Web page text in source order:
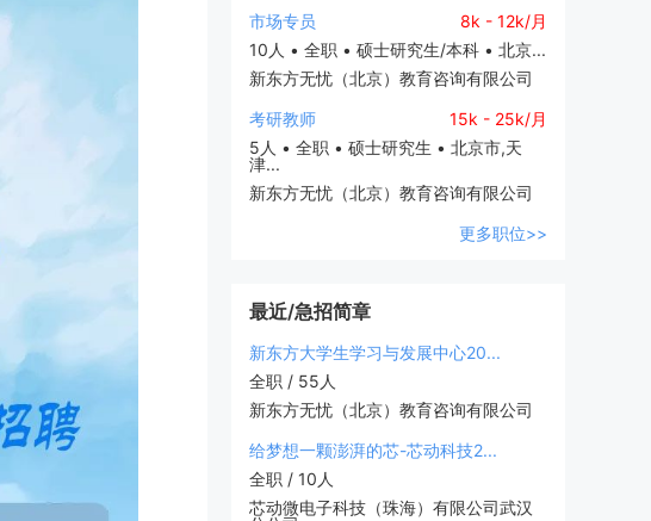
市场专员
8k - 12k/月
10人 • 全职 • 硕士研究生/本科 • 北京...
新东方无忧（北京）教育咨询有限公司
考研教师
15k - 25k/月
5人 • 全职 • 硕士研究生 • 北京市,天
津...
新东方无忧（北京）教育咨询有限公司
更多职位>>
最近/急招简章
新东方大学生学习与发展中心20...
全职 / 55人
新东方无忧（北京）教育咨询有限公司
给梦想一颗澎湃的芯-芯动科技2...
全职 / 10人
芯动微电子科技（珠海）有限公司武汉